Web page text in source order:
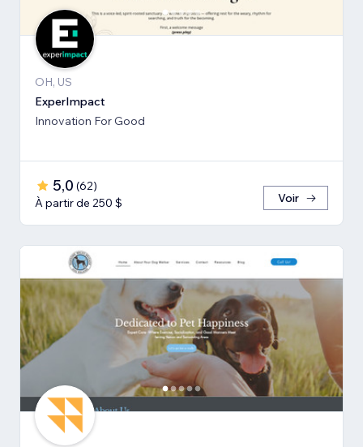
OH, US
ExperImpact
Innovation For Good
5,0 (62)
À partir de 250 $
Voir